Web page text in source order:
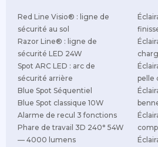
Red Line Visio® : ligne de
sécurité au sol
Razor Line® : ligne de
sécurité LED 24W
Spot ARC LED : arc de
sécurité arrière
Blue Spot Séquentiel
Blue Spot classique 10W
Alarme de recul 3 fonctions
Phare de travail 3D 240° 54W
— 4000 lumens
pelle